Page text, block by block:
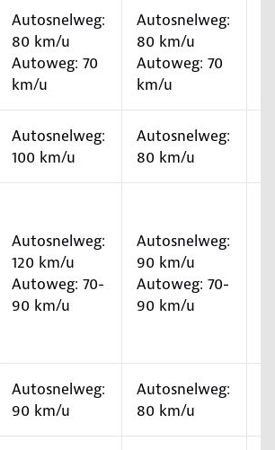
Autosnelweg:
80 km/u
Autoweg: 70
km/u
Autosnelweg:
80 km/u
Autoweg: 70
km/u
Autosnelweg:
100 km/u
Autosnelweg:
80 km/u
Autosnelweg:
120 km/u
Autoweg: 70-
90 km/u
Autosnelweg:
90 km/u
Autoweg: 70-
90 km/u
Autosnelweg:
90 km/u
Autosnelweg:
80 km/u